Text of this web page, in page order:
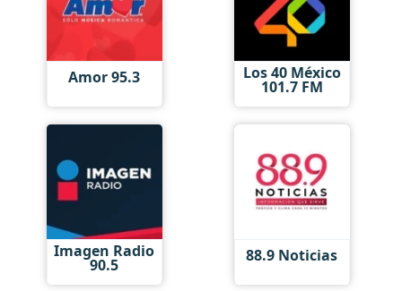
Amor 95.3 Los 40 México
101.7 FM
Imagen Radio
90.5 88.9 Noticias